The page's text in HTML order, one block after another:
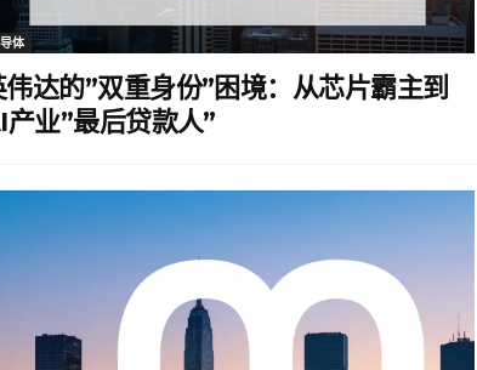
体
伟达的”双重身份”困境：从芯片霸主到
业”最后贷款人”